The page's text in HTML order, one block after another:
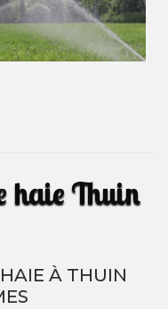
haie Thuin
À THUIN